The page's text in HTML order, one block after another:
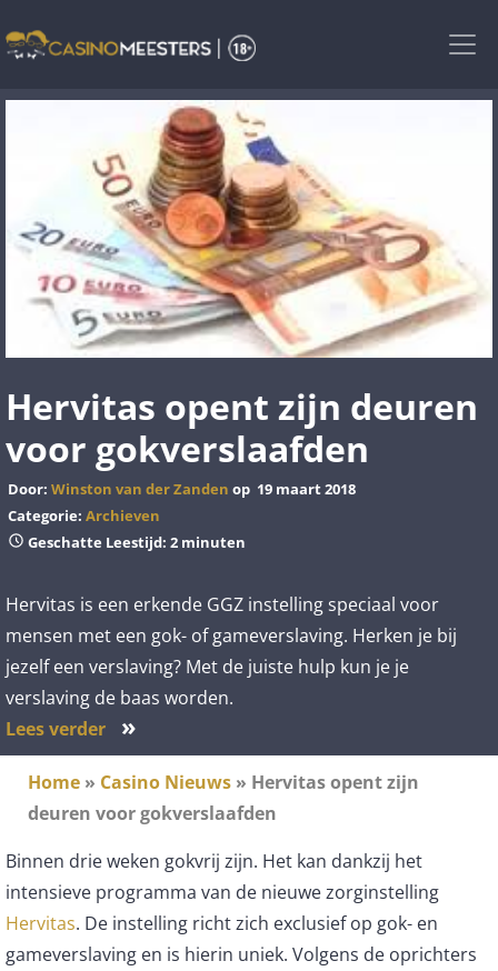
to
content
Hervitas opent zijn deuren
voor gokverslaafden
Door: Winston van der Zanden op 19 maart 2018
Categorie: Archieven
Geschatte Leestijd: 2 minuten
Hervitas is een erkende GGZ instelling speciaal voor
mensen met een gok- of gameverslaving. Herken je bij
jezelf een verslaving? Met de juiste hulp kun je je
verslaving de baas worden.
Lees verder
»
Home » Casino Nieuws » Hervitas opent zijn
deuren voor gokverslaafden
Binnen drie weken gokvrij zijn. Het kan dankzij het
intensieve programma van de nieuwe zorginstelling
Hervitas. De instelling richt zich exclusief op gok- en
gameverslaving en is hierin uniek. Volgens de oprichters